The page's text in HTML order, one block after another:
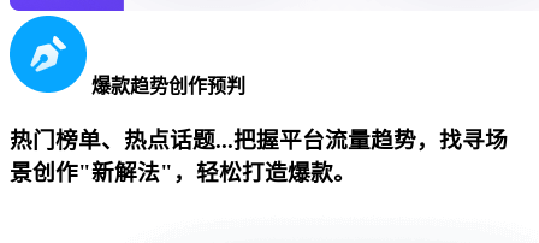
爆款趋势创作预判
热门榜单、热点话题...把握平台流量趋势，找寻场
景创作"新解法"，轻松打造爆款。